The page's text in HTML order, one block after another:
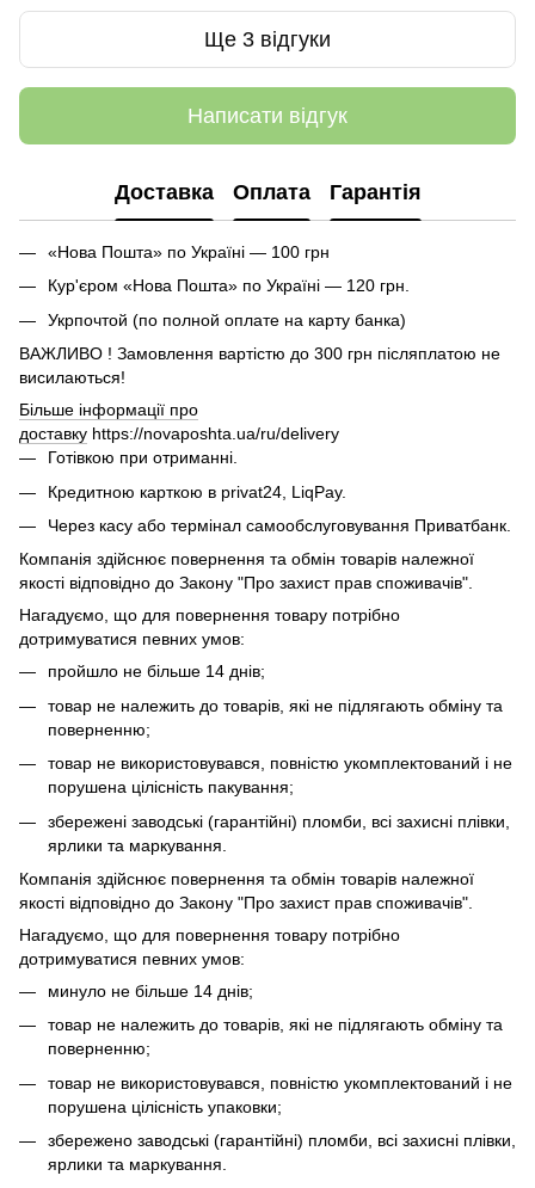
Ще 3 відгуки
Написати відгук
Доставка Оплата Гарантія
«Нова Пошта» по Україні — 100 грн
Кур'єром «Нова Пошта» по Україні — 120 грн.
Укрпочтой (по полной оплате на карту банка)
ВАЖЛИВО ! Замовлення вартістю до 300 грн післяплатою не
висилаються!
Більше інформації про
доставку https://novaposhta.ua/ru/delivery
Готівкою при отриманні.
Кредитною карткою в privat24, LiqPay.
Через касу або термінал самообслуговування Приватбанк.
Компанія здійснює повернення та обмін товарів належної
якості відповідно до Закону "Про захист прав споживачів".
Нагадуємо, що для повернення товару потрібно
дотримуватися певних умов:
пройшло не більше 14 днів;
товар не належить до товарів, які не підлягають обміну та
поверненню;
товар не використовувався, повністю укомплектований і не
порушена цілісність пакування;
збережені заводські (гарантійні) пломби, всі захисні плівки,
ярлики та маркування.
Компанія здійснює повернення та обмін товарів належної
якості відповідно до Закону "Про захист прав споживачів".
Нагадуємо, що для повернення товару потрібно
дотримуватися певних умов:
минуло не більше 14 днів;
товар не належить до товарів, які не підлягають обміну та
поверненню;
товар не використовувався, повністю укомплектований і не
порушена цілісність упаковки;
збережено заводські (гарантійні) пломби, всі захисні плівки,
ярлики та маркування.